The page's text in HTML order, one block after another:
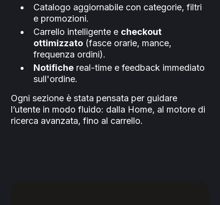
Catalogo aggiornabile con categorie, filtri
e promozioni.
Carrello intelligente e checkout
ottimizzato (fasce orarie, mance,
frequenza ordini).
Notifiche real-time e feedback immediato
sull'ordine.
Ogni sezione è stata pensata per guidare
l’utente in modo fluido: dalla Home, al motore di
ricerca avanzata, fino al carrello.